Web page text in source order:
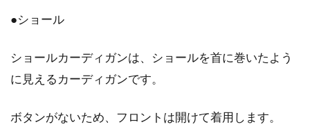
目次 1 ニットの正しい洗い方・干し方を知るた
●ショール
ショールカーディガンは、ショールを首に巻いたよう
に見えるカーディガンです。
ボタンがないため、フロントは開けて着用します。